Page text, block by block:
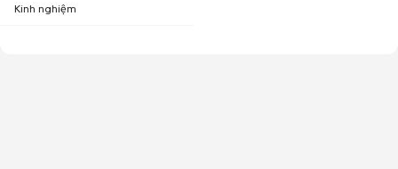
Kinh nghiệm